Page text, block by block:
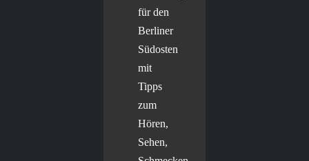
für den
Berliner
Südosten
mit
Tipps
zum
Hören,
Sehen,